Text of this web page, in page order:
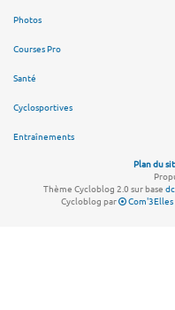
Photos
Courses Pro
Santé
Cyclosportives
Entraînements
Plan du
Thème Cycloblog 2.0 sur base
Cycloblog par
Com'3Elles